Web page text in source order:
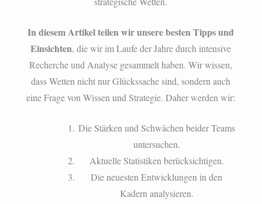
In diesem Artikel teilen wir unsere besten Tipps und
Einsichten, die wir im Laufe der Jahre durch intensive
Recherche und Analyse gesammelt haben. Wir wissen,
dass Wetten nicht nur Glückssache sind, sondern auch
eine Frage von Wissen und Strategie. Daher werden wir:
Die Stärken und Schwächen beider Teams
untersuchen.
Aktuelle Statistiken berücksichtigen.
Die neuesten Entwicklungen in den
Kadern analysieren.